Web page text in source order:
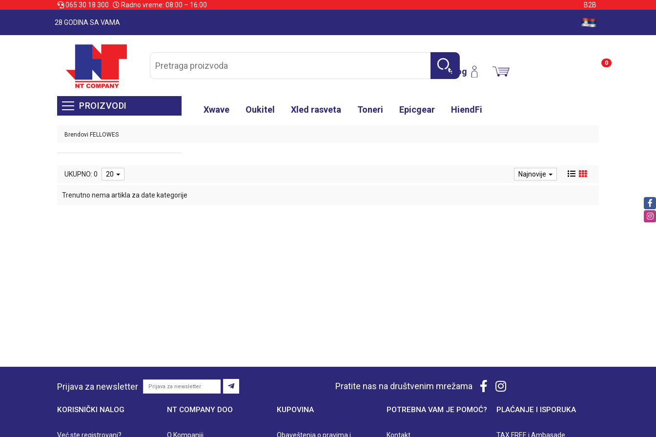
065 30 18 300 Radno vreme: 08:00 – 16:00 B2B
28 GODINA SA VAMA
Nalog
0
PROIZVODI Xwave Oukitel Xled rasveta Toneri Epicgear HiendFi
Brendovi FELLOWES
UKUPNO: 0 20 Najnovije
Trenutno nema artikla za date kategorije
Prijava za newsletter Pratite nas na društvenim mrežama
KORISNIČKI NALOG
Već ste registrovani?
NT COMPANY DOO
O Kompaniji
KUPOVINA
Obaveštenja o pravima i
POTREBNA VAM JE POMOĆ?
Kontakt
PLAĆANJE I ISPORUKA
TAX FREE i Ambasade